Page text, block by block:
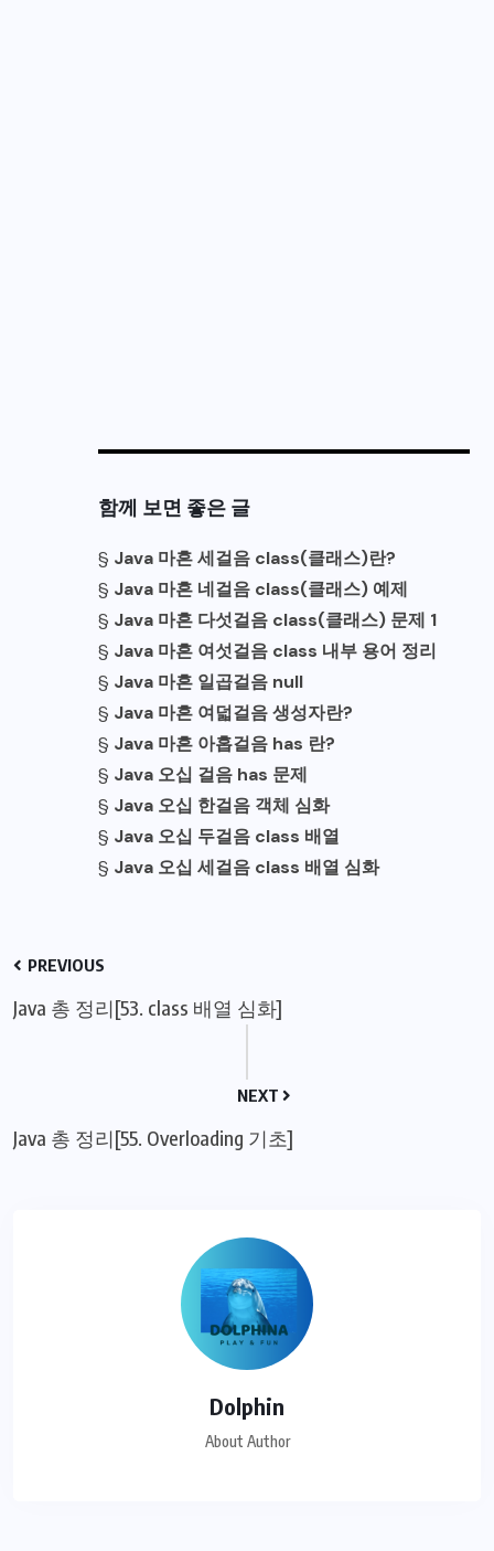
함께 보면 좋은 글
§ Java 마흔 세걸음 class(클래스)란?
§ Java 마흔 네걸음 class(클래스) 예제
§ Java 마흔 다섯걸음 class(클래스) 문제 1
§ Java 마흔 여섯걸음 class 내부 용어 정리
§ Java 마흔 일곱걸음 null
§ Java 마흔 여덟걸음 생성자란?
§ Java 마흔 아홉걸음 has 란?
§ Java 오십 걸음 has 문제
§ Java 오십 한걸음 객체 심화
§ Java 오십 두걸음 class 배열
§ Java 오십 세걸음 class 배열 심화
PREVIOUS
Java 총 정리[53. class 배열 심화]
NEXT
Java 총 정리[55. Overloading 기초]
Dolphin
About Author